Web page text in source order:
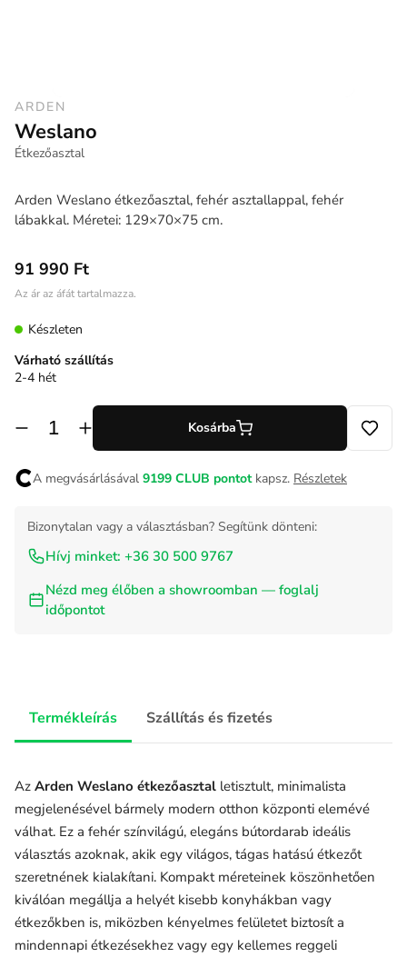
ARDEN
Weslano
Étkezőasztal
Arden Weslano étkezőasztal, fehér asztallappal, fehér
lábakkal. Méretei: 129×70×75 cm.
91 990 Ft
Az ár az áfát tartalmazza.
Készleten
Várható szállítás
2-4 hét
Kosárba
A megvásárlásával 9199 CLUB pontot kapsz. Részletek
Bizonytalan vagy a választásban? Segítünk dönteni:
Hívj minket: +36 30 500 9767
Nézd meg élőben a showroomban — foglalj
időpontot
Termékleírás Szállítás és fizetés
Az Arden Weslano étkezőasztal letisztult, minimalista
megjelenésével bármely modern otthon központi elemévé
válhat. Ez a fehér színvilágú, elegáns bútordarab ideális
választás azoknak, akik egy világos, tágas hatású étkezőt
szeretnének kialakítani. Kompakt méreteinek köszönhetően
kiválóan megállja a helyét kisebb konyhákban vagy
étkezőkben is, miközben kényelmes felületet biztosít a
mindennapi étkezésekhez vagy egy kellemes reggeli